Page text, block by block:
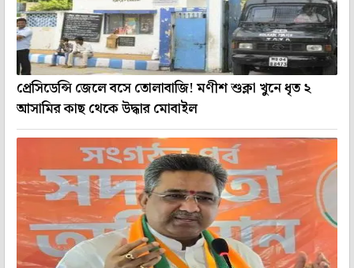
প্রেসিডেন্সি জেলে বসে তোলাবাজি! মণীশ শুক্লা খুনে ধৃত ২
আসামির কাছ থেকে উদ্ধার মোবাইল